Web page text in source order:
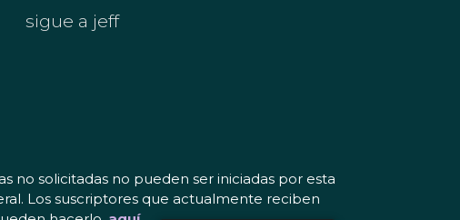
sigue a jeff
no solicitadas no pueden ser iniciadas por esta
Los suscriptores que actualmente reciben